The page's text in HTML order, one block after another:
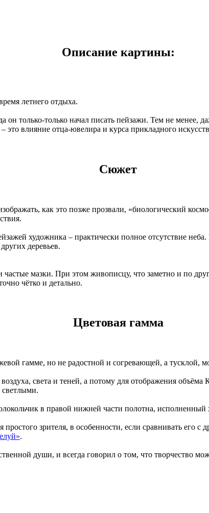
Описание картины:
летнего отдыха.
он только-только начал писать пейзажи. Тем не менее,
это влияние отца-ювелира и курса прикладного
Сюжет
как это позже прозвали, «биологический
художника – практически полное отсутствие
деревьев.
мазки. При этом живописцу, что заметно и по
чётко и детально.
Цветовая гамма
гамме, но не радостной и согревающей, а тусклой,
света и теней, а потому для отображения объёма
светлыми.
в правой нижней части полотна,
зрителя, в особенности, если сравнивать
.
души, и всегда говорил о том, что творчество